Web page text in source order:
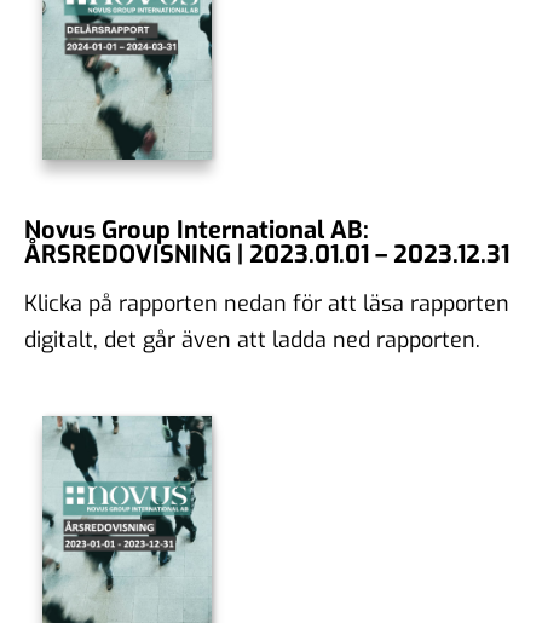
Novus Group International AB:
ÅRSREDOVISNING | 2023.01.01 – 2023.12.31
Klicka på rapporten nedan för att läsa rapporten
digitalt, det går även att ladda ned rapporten.